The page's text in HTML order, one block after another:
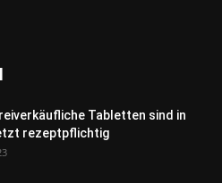
Tabletten sind in
rezeptpflichtig